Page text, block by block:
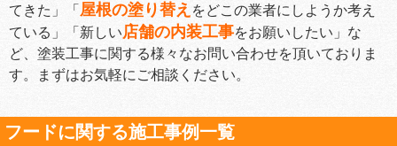
てきた」「 屋根の塗り替え をどこの業者にしようか考え
ている」「新しい店舗の内装工事をお願いしたい」な
ど、塗装工事に関する様々なお問い合わせを頂いておりま
す。まずはお気軽にご相談ください。
フードに関する施工事例一覧